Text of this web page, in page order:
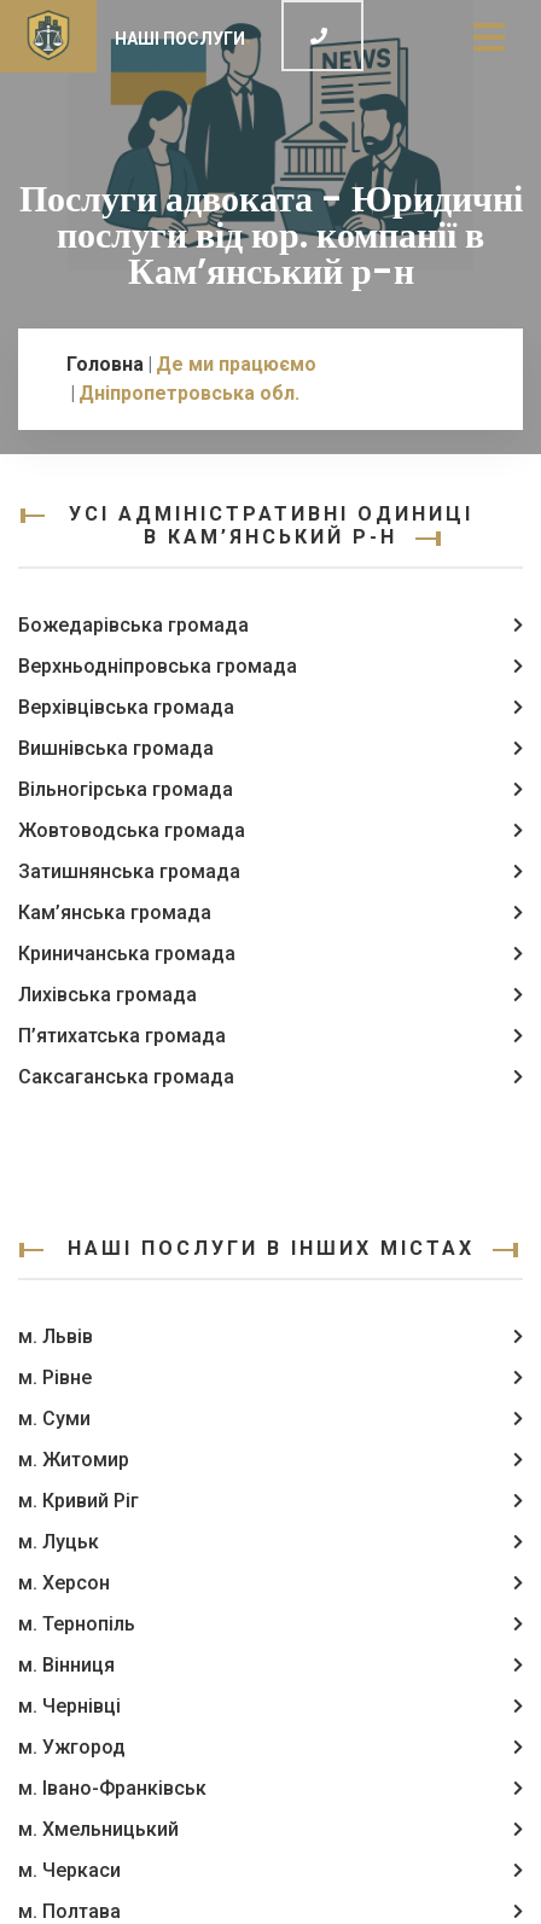
НАШІ ПОСЛУГИ
Послуги адвоката - Юридичні
послуги від юр. компанії в
Кам’янський р-н
Головна Де ми працюємо
Дніпропетровська обл.
УСІ АДМІНІСТРАТИВНІ ОДИНИЦІ
В КАМ’ЯНСЬКИЙ Р-Н
Божедарівська громада
Верхньодніпровська громада
Верхівцівська громада
Вишнівська громада
Вільногірська громада
Жовтоводська громада
Затишнянська громада
Кам’янська громада
Криничанська громада
Лихівська громада
П’ятихатська громада
Саксаганська громада
НАШІ ПОСЛУГИ В ІНШИХ МІСТАХ
м. Львів
м. Рівне
м. Суми
м. Житомир
м. Кривий Ріг
м. Луцьк
м. Херсон
м. Тернопіль
м. Вінниця
м. Чернівці
м. Ужгород
м. Івано-Франківськ
м. Хмельницький
м. Черкаси
м. Полтава